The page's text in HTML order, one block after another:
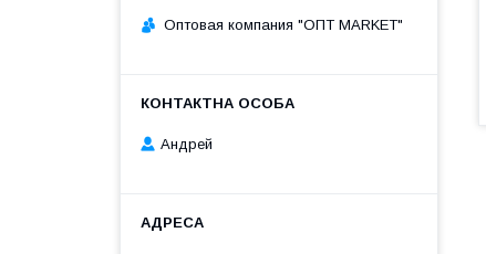
Оптовая компания "ОПТ MARKET"
Андрей